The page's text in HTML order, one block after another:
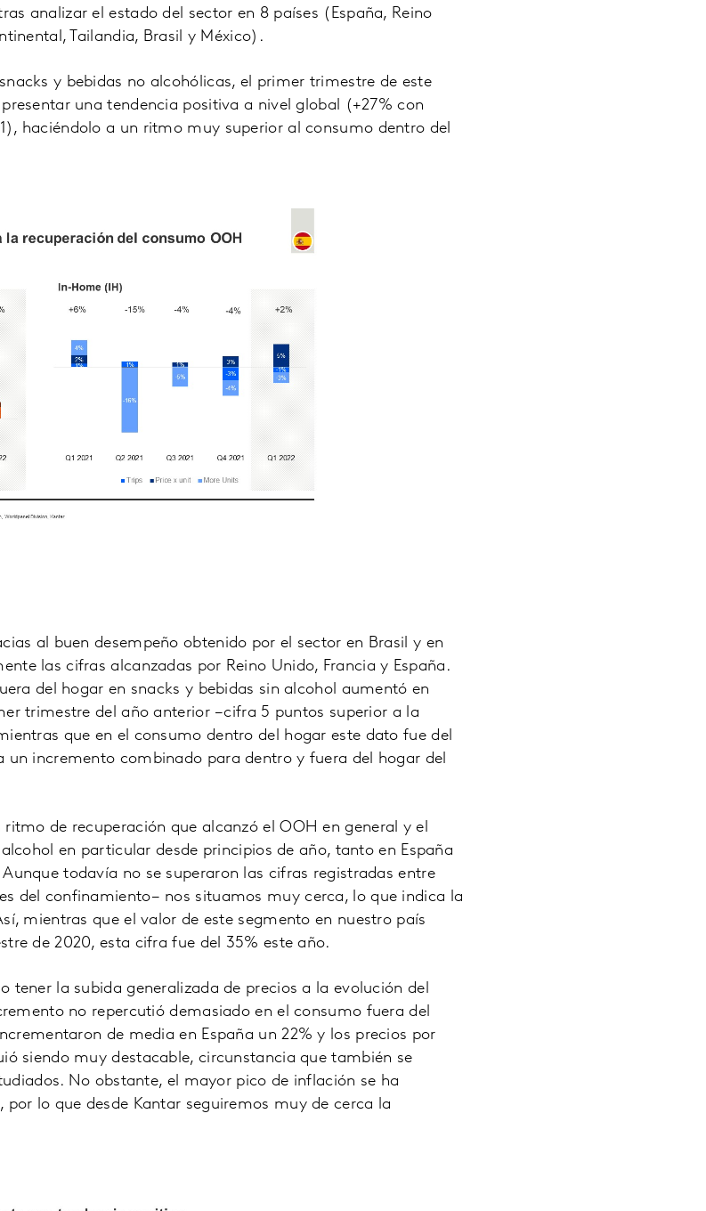
analizar el estado del sector en 8 países (España, Reino
Tailandia, Brasil y México).
y bebidas no alcohólicas, el primer trimestre de este
una tendencia positiva a nivel global (+27% con
haciéndolo a un ritmo muy superior al consumo dentro del
al buen desempeño obtenido por el sector en Brasil y en
las cifras alcanzadas por Reino Unido, Francia y España.
del hogar en snacks y bebidas sin alcohol aumentó en
trimestre del año anterior −cifra 5 puntos superior a la
que en el consumo dentro del hogar este dato fue del
un incremento combinado para dentro y fuera del hogar del
de recuperación que alcanzó el OOH en general y el
en particular desde principios de año, tanto en España
todavía no se superaron las cifras registradas entre
del confinamiento− nos situamos muy cerca, lo que indica la
mientras que el valor de este segmento en nuestro país
de 2020, esta cifra fue del 35% este año.
tener la subida generalizada de precios a la evolución del
no repercutió demasiado en el consumo fuera del
de media en España un 22% y los precios por
siendo muy destacable, circunstancia que también se
No obstante, el mayor pico de inflación se ha
lo que desde Kantar seguiremos muy de cerca la